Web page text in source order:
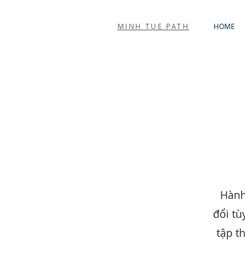
MINH TUE PATH HOME
đổi
tập